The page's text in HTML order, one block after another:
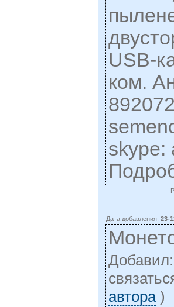
USB-
ком.
skype:
Дата добавления:23-
автора)